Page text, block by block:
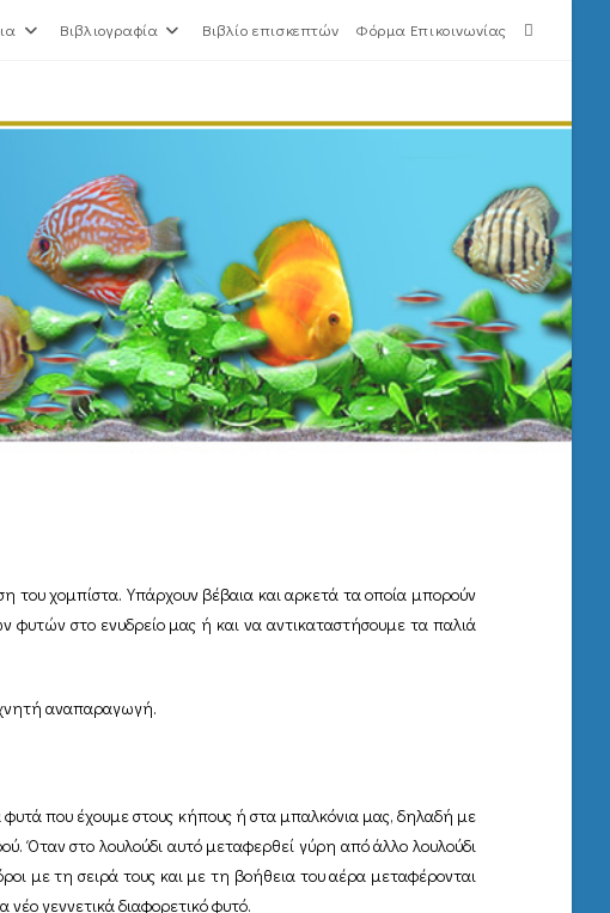
Βιβλιογραφία Βιβλίο επισκεπτών Φόρμα Επικοινωνίας
του χομπίστα. Υπάρχουν βέβαια και αρκετά τα οποία μπορούν
στο ενυδρείο μας ή και να αντικαταστήσουμε τα παλιά
αναπαραγωγή.
φυτά που έχουμε στους κήπους ή στα μπαλκόνια μας, δηλαδή με
Όταν στο λουλούδι αυτό μεταφερθεί γύρη από άλλο λουλούδι
με τη σειρά τους και με τη βοήθεια του αέρα μεταφέρονται
γεννετικά διαφορετικό φυτό.